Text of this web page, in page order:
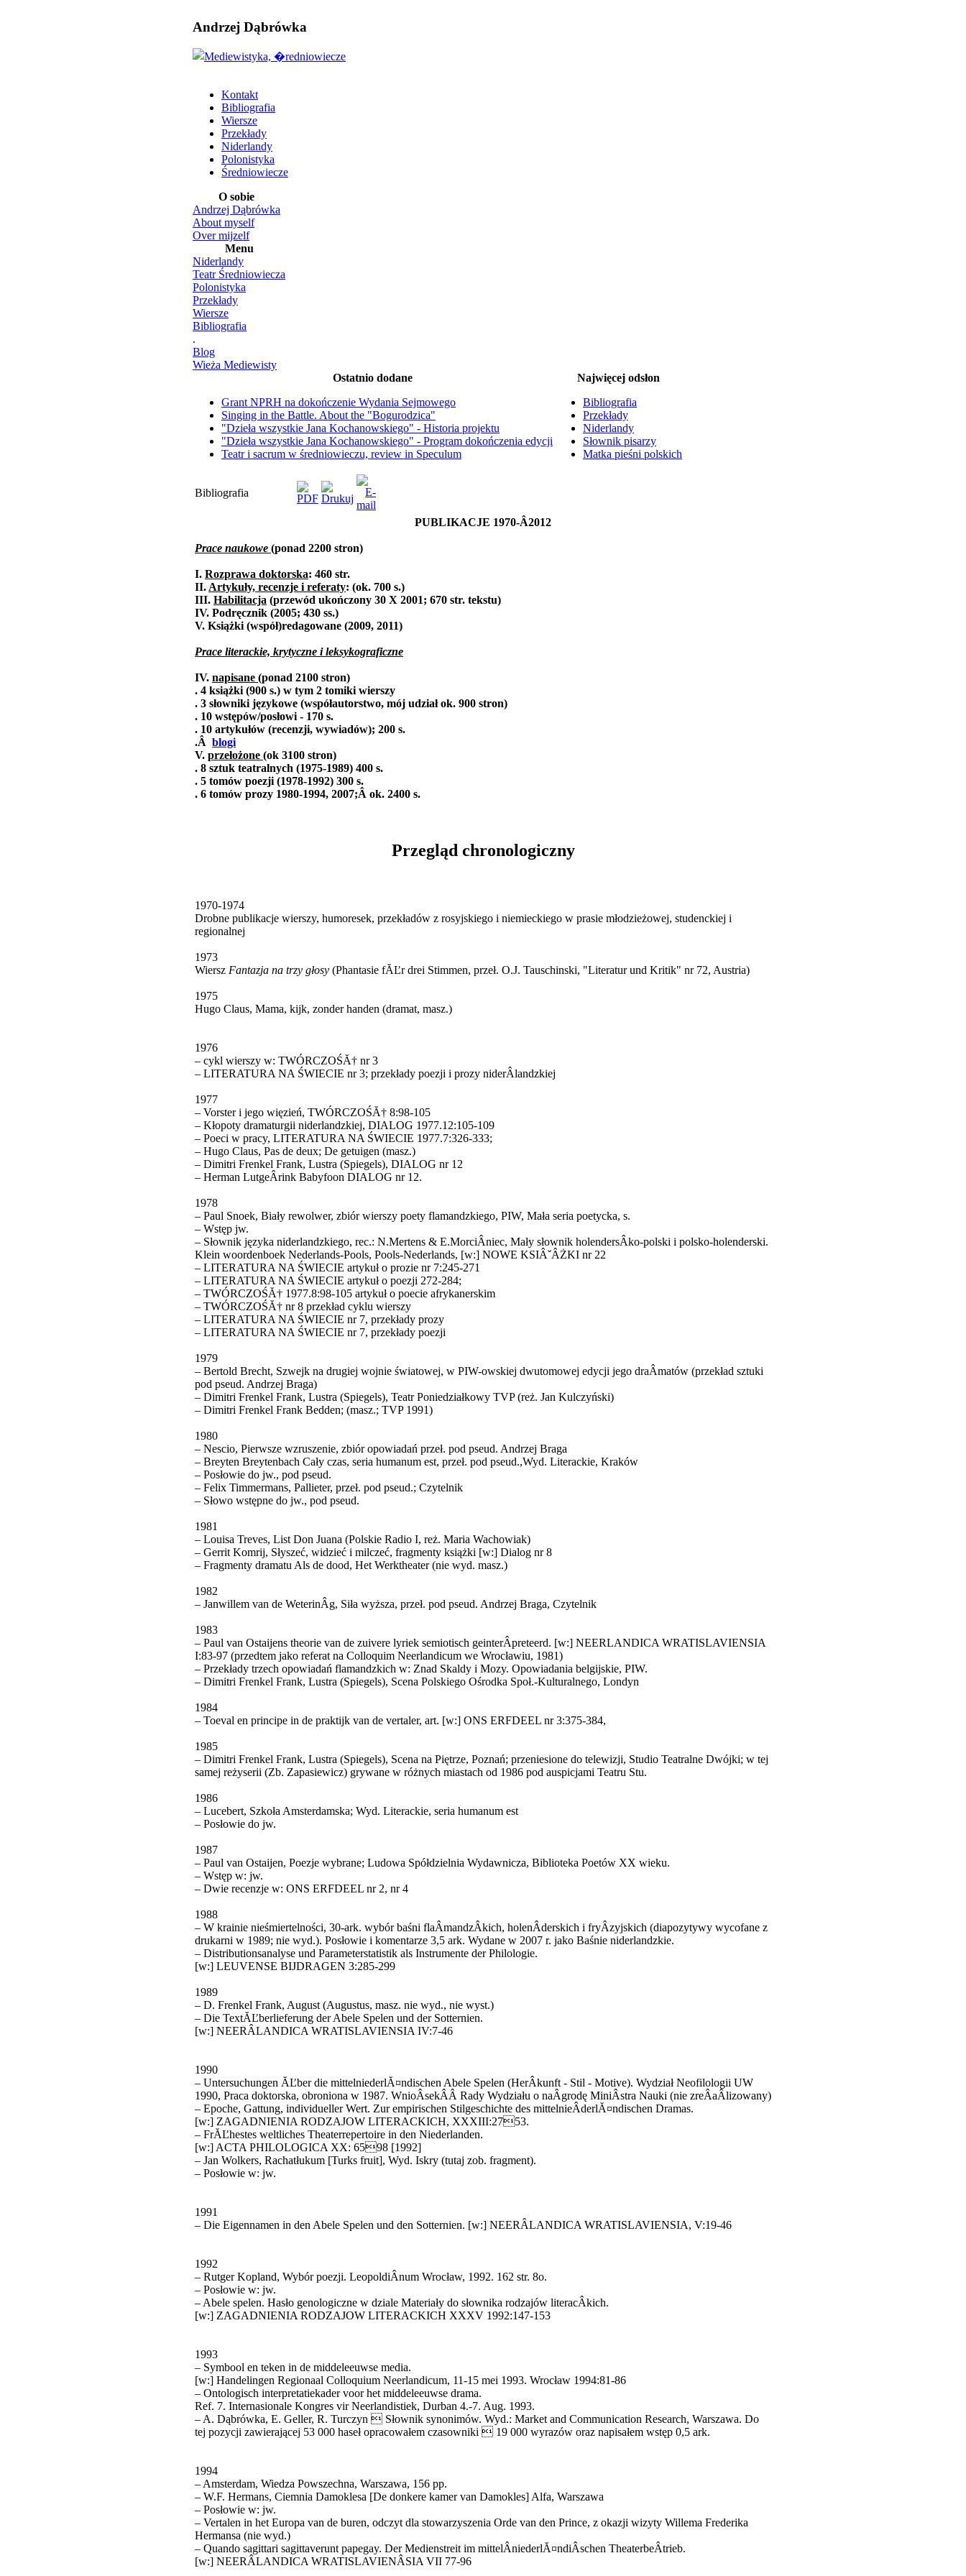
Andrzej Dąbrówka
Kontakt
Bibliografia
Wiersze
Przekłady
Niderlandy
Polonistyka
Średniowiecze
O sobie
Andrzej Dąbrówka
About myself
Over mijzelf
Menu
Niderlandy
Teatr Średniowiecza
Polonistyka
Przekłady
Wiersze
Bibliografia
.
Blog
Wieża Mediewisty
Ostatnio dodane
Grant NPRH na dokończenie Wydania Sejmowego
Singing in the Battle. About the "Bogurodzica"
"Dzieła wszystkie Jana Kochanowskiego" - Historia projektu
"Dzieła wszystkie Jana Kochanowskiego" - Program dokończenia edycji
Teatr i sacrum w średniowieczu, review in Speculum
Najwięcej odsłon
Bibliografia
Przekłady
Niderlandy
Słownik pisarzy
Matka pieśni polskich
Bibliografia
PUBLIKACJE 1970-Â­2012
Prace naukowe (ponad 2200 stron)
I. Rozprawa doktorska: 460 str.
II.Artykuły, recenzje i referaty: (ok. 700 s.)
III. Habilitacja (przewód ukończony 30 X 2001; 670 str. tekstu)
IV. Podręcznik (2005; 430 ss.)
V. Książki (współ)redagowane (2009, 2011)
Prace literackie, krytyczne i leksykograficzne
IV. napisane (ponad 2100 stron)
. 4 książki (900 s.) w tym 2 tomiki wierszy
. 3 słowniki językowe (współautorstwo, mój udział ok. 900 stron)
. 10 wstępów/posłowi - 170 s.
. 10 artykułów (recenzji, wywiadów); 200 s.
.Â blogi
V. przełożone (ok 3100 stron)
. 8 sztuk teatralnych (1975-1989) 400 s.
. 5 tomów poezji (1978-1992) 300 s.
. 6 tomów prozy 1980-1994, 2007;Â ok. 2400 s.
Przegląd chronologiczny
1970-1974
Drobne publikacje wierszy, humoresek, przekładów z rosyjskiego i niemieckiego w prasie młodzieżowej, studenckiej i
regionalnej
1973
Wiersz Fantazja na trzy głosy (Phantasie fĂĽr drei Stimmen, przeł. O.J. Tauschinski, "Literatur und Kritik" nr 72, Austria)
1975
Hugo Claus, Mama, kijk, zonder handen (dramat, masz.)
1976
– cykl wierszy w: TWÓRCZOŚĂ† nr 3
– LITERATURA NA ŚWIECIE nr 3; przekłady poezji i prozy niderÂ­landzkiej
1977
– Vorster i jego więzień, TWÓRCZOŚĂ† 8:98-105
– Kłopoty dramaturgii niderlandzkiej, DIALOG 1977.12:105-109
– Poeci w pracy, LITERATURA NA ŚWIECIE 1977.7:326-333;
– Hugo Claus, Pas de deux; De getuigen (masz.)
– Dimitri Frenkel Frank, Lustra (Spiegels), DIALOG nr 12
– Herman LutgeÂ­rink Babyfoon DIALOG nr 12.
1978
– Paul Snoek, Biały rewolwer, zbiór wierszy poety flamandzkiego, PIW, Mała seria poetycka, s.
– Wstęp jw.
– Słownik języka niderlandzkiego, rec.: N.Mertens & E.MorciÂ­niec, Mały słownik holendersÂ­ko-polski i polsko-holenderski.
Klein woordenboek Nederlands-Pools, Pools-Nederlands, [w:] NOWE KSIÂˇÂŻKI nr 22
– LITERATURA NA ŚWIECIE artykuł o prozie nr 7:245-271
– LITERATURA NA ŚWIECIE artykuł o poezji 272-284;
– TWÓRCZOŚĂ† 1977.8:98-105 artykuł o poecie afrykanerskim
– TWÓRCZOŚĂ† nr 8 przekład cyklu wierszy
– LITERATURA NA ŚWIECIE nr 7, przekłady prozy
– LITERATURA NA ŚWIECIE nr 7, przekłady poezji
1979
– Bertold Brecht, Szwejk na drugiej wojnie światowej, w PIW-owskiej dwutomowej edycji jego draÂ­matów (przekład sztuki
pod pseud. Andrzej Braga)
– Dimitri Frenkel Frank, Lustra (Spiegels), Teatr Poniedziałkowy TVP (reż. Jan Kulczyński)
– Dimitri Frenkel Frank Bedden; (masz.; TVP 1991)
1980
– Nescio, Pierwsze wzruszenie, zbiór opowiadań przeł. pod pseud. Andrzej Braga
– Breyten Breytenbach Cały czas, seria humanum est, przeł. pod pseud.,Wyd. Literackie, Kraków
– Posłowie do jw., pod pseud.
– Felix Timmermans, Pallieter, przeł. pod pseud.; Czytelnik
– Słowo wstępne do jw., pod pseud.
1981
– Louisa Treves, List Don Juana (Polskie Radio I, reż. Maria Wachowiak)
– Gerrit Komrij, Słyszeć, widzieć i milczeć, fragmenty książki [w:] Dialog nr 8
– Fragmenty dramatu Als de dood, Het Werktheater (nie wyd. masz.)
1982
– Janwillem van de WeterinÂ­g, Siła wyższa, przeł. pod pseud. Andrzej Braga, Czytelnik
1983
– Paul van Ostaijens theorie van de zuivere lyriek semiotisch geinterÂ­preteerd. [w:] NEERLANDICA WRATISLAVIENSIA
I:83-97 (przedtem jako referat na Colloquim Neerlandicum we Wrocławiu, 1981)
– Przekłady trzech opowiadań flamandzkich w: Znad Skaldy i Mozy. Opowiadania belgijskie, PIW.
– Dimitri Frenkel Frank, Lustra (Spiegels), Scena Polskiego Ośrodka Społ.-Kulturalnego, Londyn
1984
– Toeval en principe in de praktijk van de vertaler, art. [w:] ONS ERFDEEL nr 3:375-384,
1985
– Dimitri Frenkel Frank, Lustra (Spiegels), Scena na Piętrze, Poznań; przeniesione do telewizji, Studio Teatralne Dwójki; w tej
samej reżyserii (Zb. Zapasiewicz) grywane w różnych miastach od 1986 pod auspicjami Teatru Stu.
1986
– Lucebert, Szkoła Amsterdamska; Wyd. Literackie, seria humanum est
– Posłowie do jw.
1987
– Paul van Ostaijen, Poezje wybrane; Ludowa Spółdzielnia Wydawnicza, Biblioteka Poetów XX wieku.
– Wstęp w: jw.
– Dwie recenzje w: ONS ERFDEEL nr 2, nr 4
1988
– W krainie nieśmiertelności, 30-ark. wybór baśni flaÂ­mandzÂ­kich, holenÂ­derskich i fryÂ­zyjskich (diapozytywy wycofane z
drukarni w 1989; nie wyd.). Posłowie i komentarze 3,5 ark. Wydane w 2007 r. jako Baśnie niderlandzkie.
– Distributionsanalyse und Parameterstatistik als Instrumente der Philologie.
[w:] LEUVENSE BIJDRAGEN 3:285-299
1989
– D. Frenkel Frank, August (Augustus, masz. nie wyd., nie wyst.)
– Die TextĂĽberlieferung der Abele Spelen und der Sotternien.
[w:] NEERÂ­LANDICA WRATISLAVIENSIA IV:7-46
1990
– Untersuchungen ĂĽber die mittelniederlĂ¤ndischen Abele Spelen (HerÂ­kunft - Stil - Motive). Wydział Neofilologii UW
1990, Praca doktorska, obroniona w 1987. WnioÂ­sekÂ­Â­ Rady Wydziału o naÂ­grodę MiniÂ­stra Nauki (nie zreÂ­aÂ­lizowany)
– Epoche, Gattung, individueller Wert. Zur empirischen Stilgeschichte des mittelnieÂ­derlĂ¤ndischen Dramas.
[w:] ZAGADNIENIA RODZAJOW LITERACKICH, XXXIII:2753.
– FrĂĽhestes weltliches Theaterrepertoire in den Niederlanden.
[w:] ACTA PHILOLOGICA XX: 6598 [1992]
– Jan Wolkers, Rachatłukum [Turks fruit], Wyd. Iskry (tutaj zob. fragment).
– Posłowie w: jw.
1991
– Die Eigennamen in den Abele Spelen und den Sotternien. [w:] NEERÂ­LANDICA WRATISLAVIENSIA, V:19-46
1992
– Rutger Kopland, Wybór poezji. LeopoldiÂ­num Wrocław, 1992. 162 str. 8o.
– Posłowie w: jw.
– Abele spelen. Hasło genologiczne w dziale Materiały do słownika rodzajów literacÂ­kich.
[w:] ZAGADNIENIA RODZAJOW LITERACKICH XXXV 1992:147-153
1993
– Symbool en teken in de middeleeuwse media.
[w:] Handelingen Regionaal Colloquium Neerlandicum, 11-15 mei 1993. Wrocław 1994:81-86
– Ontologisch interpretatiekader voor het middeleeuwse drama.
Ref. 7. Internasionale Kongres vir Neerlandistiek, Durban 4.-7. Aug. 1993.
– A. Dąbrówka, E. Geller, R. Turczyn  Słownik synonimów. Wyd.: Market and Communication Research, Warszawa. Do
tej pozycji zawierającej 53 000 haseł opracowałem czasowniki  19 000 wyrazów oraz napisałem wstęp 0,5 ark.
1994
– Amsterdam, Wiedza Powszechna, Warszawa, 156 pp.
– W.F. Hermans, Ciemnia Damoklesa [De donkere kamer van Damokles] Alfa, Warszawa
– Posłowie w: jw.
– Vertalen in het Europa van de buren, odczyt dla stowarzyszenia Orde van den Prince, z okazji wizyty Willema Frederika
Hermansa (nie wyd.)
– Quando sagittari sagittaverunt papegay. Der Medienstreit im mittelÂ­niederlĂ¤ndiÂ­schen TheaterbeÂ­trieb.
[w:] NEERÂ­LANDICA WRATISLAVIENÂ­SIA VII 77-96